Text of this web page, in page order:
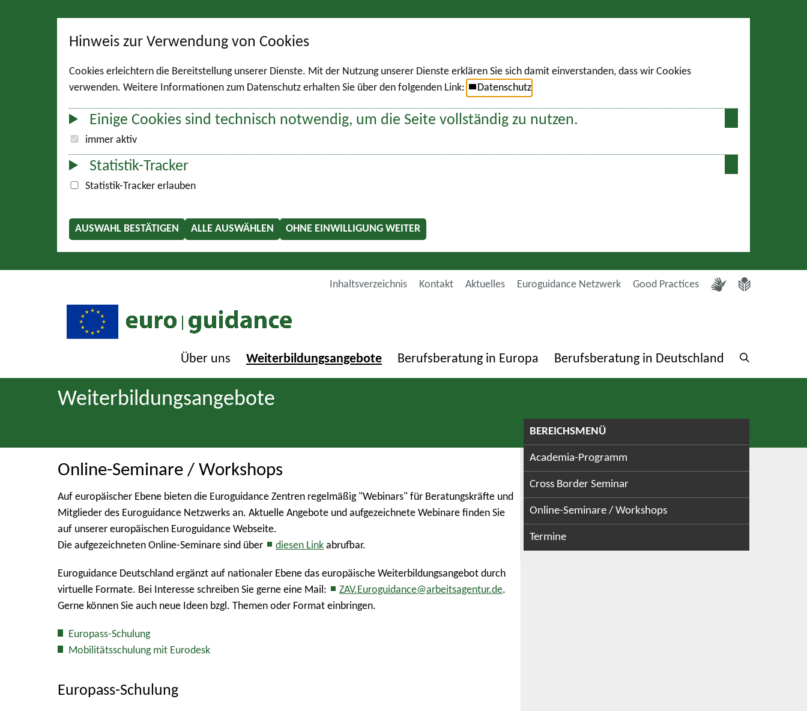
Hinweis zur Verwendung von Cookies
Cookies erleichtern die Bereitstellung unserer Dienste. Mit der Nutzung unserer Dienste erklären Sie sich damit einverstanden, dass wir Cookies
verwenden. Weitere Informationen zum Datenschutz erhalten Sie über den folgenden Link:
Datenschutz
Einige Cookies sind technisch notwendig, um die Seite vollständig zu nutzen.
immer aktiv
Statistik-Tracker
Statistik-Tracker erlauben
AUSWAHL BESTÄTIGEN ALLE AUSWÄHLEN OHNE EINWILLIGUNG WEITER
Inhaltsverzeichnis Kontakt Aktuelles Euroguidance Netzwerk Good Practices
Über uns Weiterbildungsangebote Berufsberatung in Europa Berufsberatung in Deutschland
Weiterbildungsangebote
Online-Seminare / Workshops
Auf europäischer Ebene bieten die Euroguidance Zentren regelmäßig "Webinars" für Beratungskräfte und
Mitglieder des Euroguidance Netzwerks an. Aktuelle Angebote und aufgezeichnete Webinare finden Sie
auf unserer europäischen Euroguidance Webseite.
Die aufgezeichneten Online-Seminare sind über
diesen Link abrufbar.
Euroguidance Deutschland ergänzt auf nationaler Ebene das europäische Weiterbildungsangebot durch
virtuelle Formate. Bei Interesse schreiben Sie gerne eine Mail:
ZAV.Euroguidance@arbeitsagentur.de.
Gerne können Sie auch neue Ideen bzgl. Themen oder Format einbringen.
Europass-Schulung
Mobilitätsschulung mit Eurodesk
Europass-Schulung
BEREICHSMENÜ
Academia-Programm
Cross Border Seminar
Online-Seminare / Workshops
Termine